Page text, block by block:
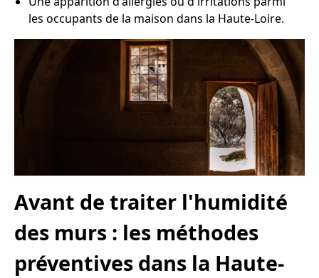
les occupants de la maison dans la Haute-Loire.
Avant de traiter l'humidité
des murs : les méthodes
préventives dans la Haute-